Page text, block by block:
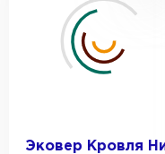
Эковер Кровля